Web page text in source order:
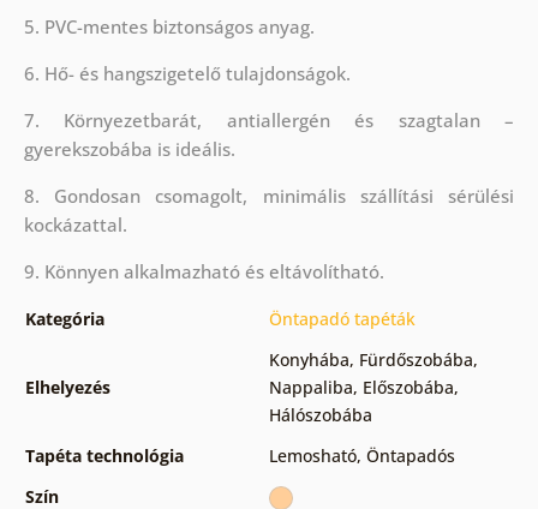
5. PVC-mentes biztonságos anyag.
6. Hő- és hangszigetelő tulajdonságok.
7. Környezetbarát, antiallergén és szagtalan –
gyerekszobába is ideális.
8. Gondosan csomagolt, minimális szállítási sérülési
kockázattal.
9. Könnyen alkalmazható és eltávolítható.
Kategória Öntapadó tapéták
Elhelyezés
Konyhába, Fürdőszobába,
Nappaliba, Előszobába,
Hálószobába
Tapéta technológia
Lemosható, Öntapadós
Szín